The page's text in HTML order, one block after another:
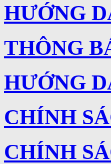
HƯỚNG
THÔNG
HƯỚNG
CHÍNH
CHÍNH